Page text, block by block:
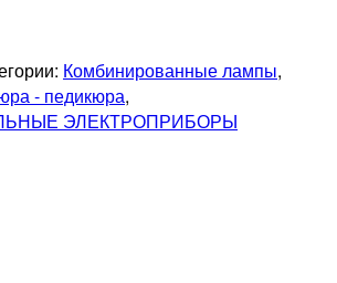
Комбинированные лампы,
- педикюра,
ЭЛЕКТРОПРИБОРЫ